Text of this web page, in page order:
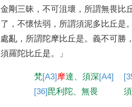
金剛三昧 ，不可沮壞 ， 所謂無畏比
了 ，不懷怯弱 ， 所謂須泥多比丘是
處亂 ， 所謂陀摩比丘是。義不可勝
須羅 陀比丘是。」
梵[A3] 摩達、須深[A4]
[36] 毘利陀、無畏